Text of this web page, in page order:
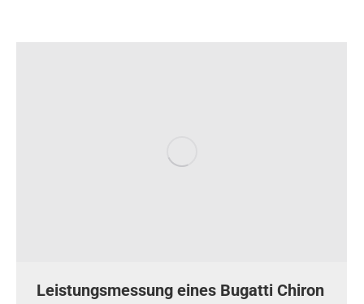
Leistungsmessung eines Bugatti Chiron